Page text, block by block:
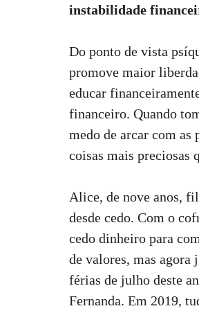
instabilidade
Do ponto de vista
promove maior
educar
financeiro. Quando
medo de arcar com as
coisas mais preciosas
Alice, de nove anos,
desde cedo. Com o
cedo dinheiro para
de valores, mas agora
férias de julho deste
Fernanda. Em 2019,